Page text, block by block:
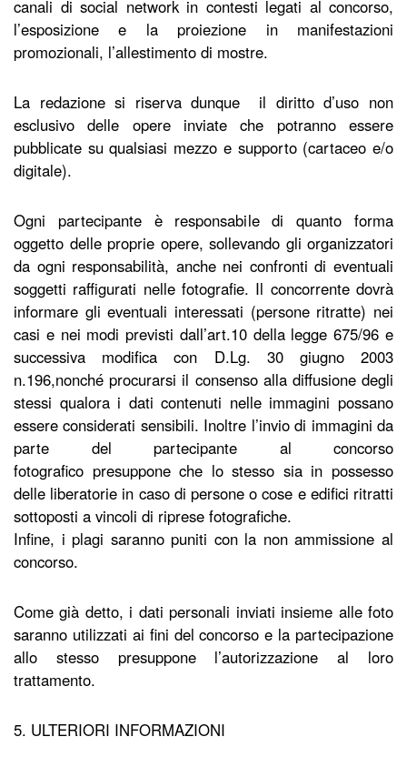
canali di social network in contesti legati al concorso,
l’esposizione e la proiezione in manifestazioni
promozionali, l’allestimento di mostre.
La redazione si riserva dunque il diritto d’uso non
esclusivo delle opere inviate che potranno essere
pubblicate su qualsiasi mezzo e supporto (cartaceo e/o
digitale).
Ogni partecipante è responsabile di quanto forma
oggetto delle proprie opere, sollevando gli organizzatori
da ogni responsabilità, anche nei confronti di eventuali
soggetti raffigurati nelle fotografie. Il concorrente dovrà
informare gli eventuali interessati (persone ritratte) nei
casi e nei modi previsti dall’art.10 della legge 675/96 e
successiva modifica con D.Lg. 30 giugno 2003
n.196,nonché procurarsi il consenso alla diffusione degli
stessi qualora i dati contenuti nelle immagini possano
essere considerati sensibili. Inoltre l’invio di immagini da
parte del partecipante al concorso
fotografico presuppone che lo stesso sia in possesso
delle liberatorie in caso di persone o cose e edifici ritratti
sottoposti a vincoli di riprese fotografiche.
Infine, i plagi saranno puniti con la non ammissione al
concorso.
Come già detto, i dati personali inviati insieme alle foto
saranno utilizzati ai fini del concorso e la partecipazione
allo stesso presuppone l’autorizzazione al loro
trattamento.
5. ULTERIORI INFORMAZIONI